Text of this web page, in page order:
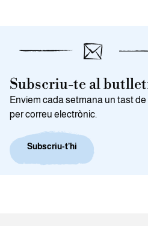
Subscriu-te al
Enviem cada setmana un tast
per correu electrònic.
Subscriu-t’hi